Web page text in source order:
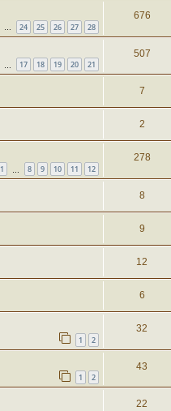
… 24 25 26 27 28
676
17 18 19 20 21
507
7
2
1 8 9 10 11 12
278
8
9
12
6
1 2
32
1 2
43
22